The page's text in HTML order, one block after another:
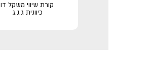
קורת שיווי משקל דו
כיוונית ג.נ.ג